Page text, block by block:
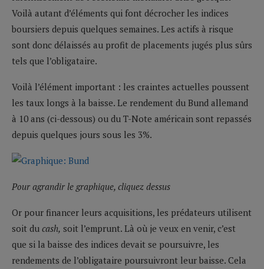
Voilà autant d’éléments qui font décrocher les indices
boursiers depuis quelques semaines. Les actifs à risque
sont donc délaissés au profit de placements jugés plus sûrs
tels que l’obligataire.
Voilà l’élément important : les craintes actuelles poussent
les taux longs à la baisse. Le rendement du Bund allemand
à 10 ans (ci-dessous) ou du T-Note américain sont repassés
depuis quelques jours sous les 3%.
Pour agrandir le graphique, cliquez dessus
Or pour financer leurs acquisitions, les prédateurs utilisent
soit du cash, soit l’emprunt. Là où je veux en venir, c’est
que si la baisse des indices devait se poursuivre, les
rendements de l’obligataire poursuivront leur baisse. Cela